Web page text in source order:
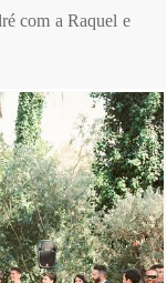
com a Raquel e